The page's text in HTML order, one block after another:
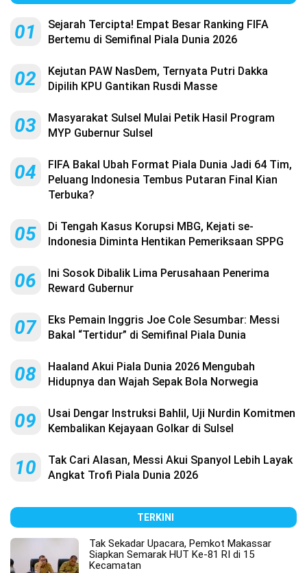
01
Sejarah Tercipta! Empat Besar Ranking FIFA
Bertemu di Semifinal Piala Dunia 2026
02
Kejutan PAW NasDem, Ternyata Putri Dakka
Dipilih KPU Gantikan Rusdi Masse
03
Masyarakat Sulsel Mulai Petik Hasil Program
MYP Gubernur Sulsel
04
FIFA Bakal Ubah Format Piala Dunia Jadi 64 Tim,
Peluang Indonesia Tembus Putaran Final Kian
Terbuka?
05
Di Tengah Kasus Korupsi MBG, Kejati se-
Indonesia Diminta Hentikan Pemeriksaan SPPG
06
Ini Sosok Dibalik Lima Perusahaan Penerima
Reward Gubernur
07
Eks Pemain Inggris Joe Cole Sesumbar: Messi
Bakal “Tertidur” di Semifinal Piala Dunia
08
Haaland Akui Piala Dunia 2026 Mengubah
Hidupnya dan Wajah Sepak Bola Norwegia
09
Usai Dengar Instruksi Bahlil, Uji Nurdin Komitmen
Kembalikan Kejayaan Golkar di Sulsel
10
Tak Cari Alasan, Messi Akui Spanyol Lebih Layak
Angkat Trofi Piala Dunia 2026
TERKINI
Tak Sekadar Upacara, Pemkot Makassar
Siapkan Semarak HUT Ke-81 RI di 15
Kecamatan